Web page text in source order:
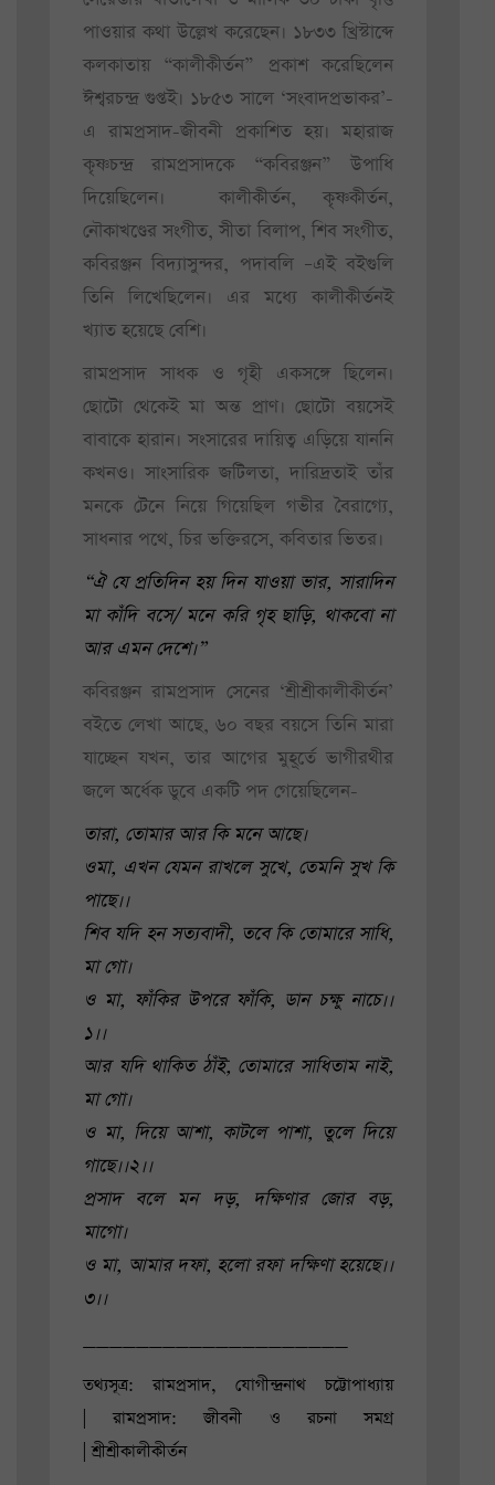
পাওয়ার কথা উল্লেখ করেছেন। ১৮৩৩ খ্রিস্টাব্দে
কলকাতায় “কালীকীর্তন” প্রকাশ করেছিলেন
ঈশ্বরচন্দ্র গুপ্তই। ১৮৫৩ সালে ‘সংবাদপ্রভাকর’-
এ রামপ্রসাদ-জীবনী প্রকাশিত হয়। মহারাজ
কৃষ্ণচন্দ্র রামপ্রসাদকে “কবিরঞ্জন” উপাধি
দিয়েছিলেন। কালীকীর্তন, কৃষ্ণকীর্তন,
নৌকাখণ্ডের সংগীত, সীতা বিলাপ, শিব সংগীত,
কবিরঞ্জন বিদ্যাসুন্দর, পদাবলি –এই বইগুলি
তিনি লিখেছিলেন। এর মধ্যে কালীকীর্তনই
খ্যাত হয়েছে বেশি।
রামপ্রসাদ সাধক ও গৃহী একসঙ্গে ছিলেন।
ছোটো থেকেই মা অন্ত প্রাণ। ছোটো বয়সেই
বাবাকে হারান। সংসারের দায়িত্ব এড়িয়ে যাননি
কখনও। সাংসারিক জটিলতা, দারিদ্রতাই তাঁর
মনকে টেনে নিয়ে গিয়েছিল গভীর বৈরাগ্যে,
সাধনার পথে, চির ভক্তিরসে, কবিতার ভিতর।
“ঐ যে প্রতিদিন হয় দিন যাওয়া ভার, সারাদিন
মা কাঁদি বসে/ মনে করি গৃহ ছাড়ি, থাকবো না
আর এমন দেশে।”
কবিরঞ্জন রামপ্রসাদ সেনের ‘শ্রীশ্রীকালীকীর্তন’
বইতে লেখা আছে, ৬০ বছর বয়সে তিনি মারা
যাচ্ছেন যখন, তার আগের মুহূর্তে ভাগীরথীর
জলে অর্ধেক ডুবে একটি পদ গেয়েছিলেন-
তারা, তোমার আর কি মনে আছে।
ওমা, এখন যেমন রাখলে সুখে, তেমনি সুখ কি
পাছে।।
শিব যদি হন সত্যবাদী, তবে কি তোমারে সাধি,
মা গো।
ও মা, ফাঁকির উপরে ফাঁকি, ডান চক্ষু নাচে।।
১।।
আর যদি থাকিত ঠাঁই, তোমারে সাধিতাম নাই,
মা গো।
ও মা, দিয়ে আশা, কাটলে পাশা, তুলে দিয়ে
গাছে।।২।।
প্রসাদ বলে মন দড়, দক্ষিণার জোর বড়,
মাগো।
ও মা, আমার দফা, হলো রফা দক্ষিণা হয়েছে।।
৩।।
____________________
তথ্যসূত্র:রামপ্রসাদ, যোগীন্দ্রনাথ চট্টোপাধ্যায়
|রামপ্রসাদ: জীবনী ও রচনা সমগ্র
|শ্রীশ্রীকালীকীর্তন